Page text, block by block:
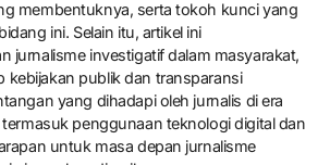
sebelum dipublikasikan. Hal ini penting
Jurnalis juga harus siap menghadapi
terkait jurnalisme sangat penting.
keterampilan melalui pelatihan dan
di Indonesia adalah praktik yang bertujuan